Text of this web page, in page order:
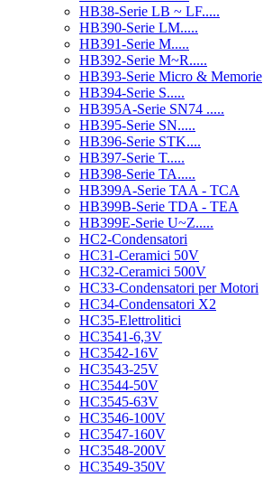
HB38-Serie LB ~ LF.....
HB390-Serie LM.....
HB391-Serie M.....
HB392-Serie M~R.....
HB393-Serie Micro & Memorie
HB394-Serie S.....
HB395A-Serie SN74 .....
HB395-Serie SN.....
HB396-Serie STK....
HB397-Serie T.....
HB398-Serie TA.....
HB399A-Serie TAA - TCA
HB399B-Serie TDA - TEA
HB399E-Serie U~Z.....
HC2-Condensatori
HC31-Ceramici 50V
HC32-Ceramici 500V
HC33-Condensatori per Motori
HC34-Condensatori X2
HC35-Elettrolitici
HC3541-6,3V
HC3542-16V
HC3543-25V
HC3544-50V
HC3545-63V
HC3546-100V
HC3547-160V
HC3548-200V
HC3549-350V